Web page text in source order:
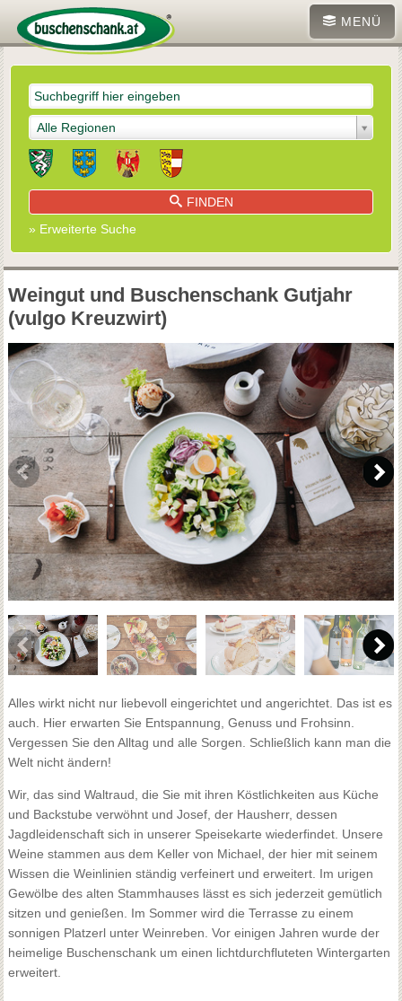
MENÜ
Alle Regionen
FINDEN
» Erweiterte Suche
Weingut und Buschenschank Gutjahr
(vulgo Kreuzwirt)
Alles wirkt nicht nur liebevoll eingerichtet und angerichtet. Das ist es
auch. Hier erwarten Sie Entspannung, Genuss und Frohsinn.
Vergessen Sie den Alltag und alle Sorgen. Schließlich kann man die
Welt nicht ändern!
Wir, das sind Waltraud, die Sie mit ihren Köstlichkeiten aus Küche
und Backstube verwöhnt und Josef, der Hausherr, dessen
Jagdleidenschaft sich in unserer Speisekarte wiederfindet. Unsere
Weine stammen aus dem Keller von Michael, der hier mit seinem
Wissen die Weinlinien ständig verfeinert und erweitert. Im urigen
Gewölbe des alten Stammhauses lässt es sich jederzeit gemütlich
sitzen und genießen. Im Sommer wird die Terrasse zu einem
sonnigen Platzerl unter Weinreben. Vor einigen Jahren wurde der
heimelige Buschenschank um einen lichtdurchfluteten Wintergarten
erweitert.